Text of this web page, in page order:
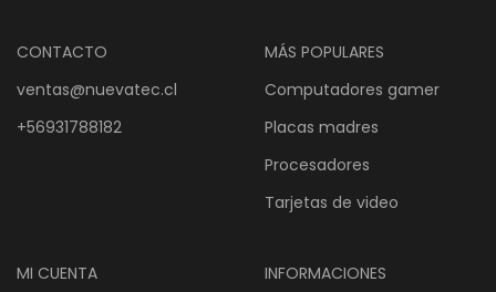
CONTACTO
ventas@nuevatec.cl
+56931788182
MÁS POPULARES
Computadores gamer
Placas madres
Procesadores
Tarjetas de video
MI CUENTA
INFORMACIONES